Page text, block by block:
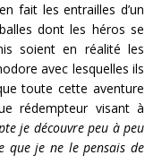
fait les entrailles d’un
dont les héros se
soient en réalité les
avec lesquelles ils
toute cette aventure
rédempteur visant à
je découvre peu à peu
que je ne le pensais de